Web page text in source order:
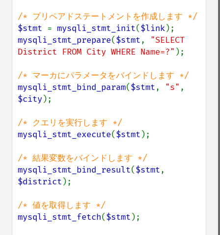
$stmt = mysqli_stmt_init($link
mysqli_stmt_prepare($stmt, "SELECT
District FROM City WHERE Name=?" );
mysqli_stmt_bind_param($stmt, "s"
$city);
mysqli_stmt_execute($stmt );
mysqli_stmt_bind_result($stmt
$district );
mysqli_stmt_fetch($stmt );